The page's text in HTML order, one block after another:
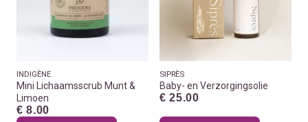
INDIGÈNE
Mini Lichaamsscrub Munt &
Limoen
€ 8.00
SIPRÈS
Baby- en Verzorgingsolie
€ 25.00